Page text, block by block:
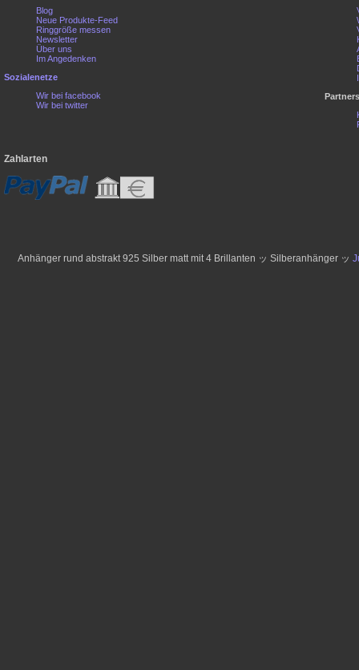
Blog
Neue Produkte-Feed
Ringgröße messen
Newsletter
Über uns
Im Angedenken
Sozialenetze
Wir bei facebook
Wir bei twitter
Zahlarten
Anhänger rund abstrakt 925 Silber matt mit 4 Brillanten ッ Silberanhänger ッ